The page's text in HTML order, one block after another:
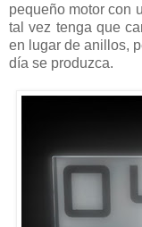
pequeño motor con
tal vez tenga que
en lugar de anillos,
día se produzca.